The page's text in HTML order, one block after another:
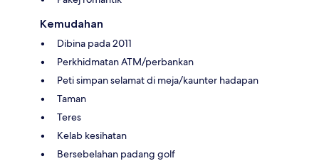
Kemudahan
Dibina pada 2011
Perkhidmatan ATM/perbankan
Peti simpan selamat di meja/kaunter hadapan
Taman
Teres
Kelab kesihatan
Bersebelahan padang golf